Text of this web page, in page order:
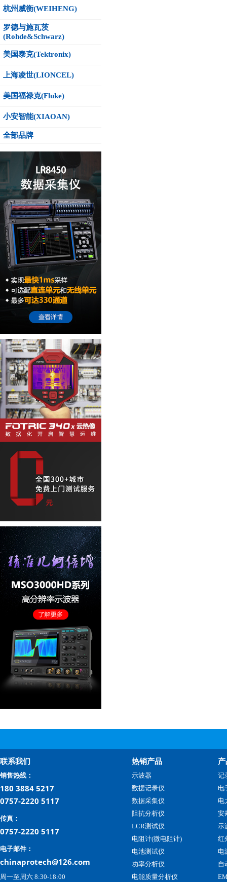
杭州威衡(WEIHENG)
罗德与施瓦茨
(Rohde&Schwarz)
美国泰克(Tektronix)
上海凌世(LIONCEL)
美国福禄克(Fluke)
小安智能(XIAOAN)
全部品牌
联系我们
销售热线：
180 3884 5217
0757-2220 5117
传真：
0757-2220 5117
电子邮件：
chinaprotech@126.com
周一至周六 8:30-18:00
热销产品
示波器
数据记录仪
数据采集仪
阻抗分析仪
LCR测试仪
电阻计(微电阻计)
电池测试仪
功率分析仪
电能质量分析仪
记
电
电
安
示
红
电
自